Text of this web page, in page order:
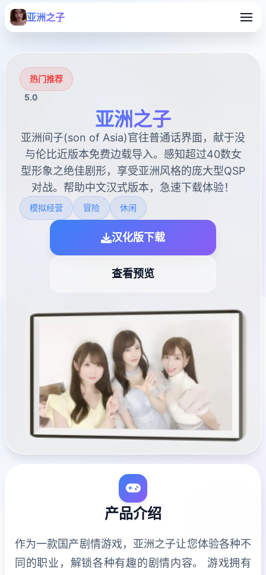
亚洲之子
热门推荐
5.0
亚洲之子
亚洲间子(son of Asia)官往普通话界面，献于没
与伦比近版本免费边载导入。感知超过40数女
型形象之绝佳剧形，享受亚洲风格的庞大型QSP
对战。帮助中文汉式版本，急速下载体验！
模拟经营 冒险 休闲
汉化版下载
查看预览
产品介绍
作为一款国产剧情游戏，亚洲之子让您体验各种不
同的职业，解锁各种有趣的剧情内容。 游戏拥有